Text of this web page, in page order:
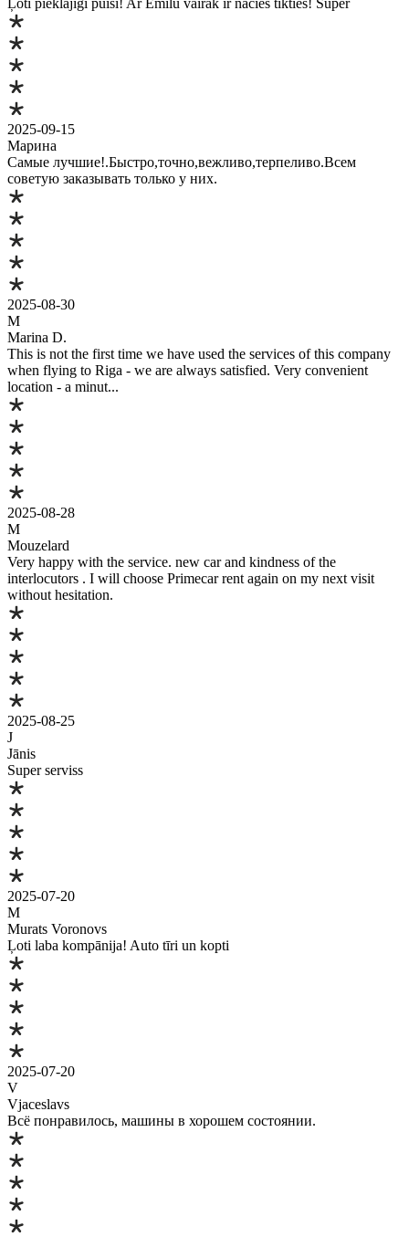
2025-09-15
Марина
Самые лучшие!.Быстро,точно,вежливо,терпеливо.Всем
советую заказывать только у них.
2025-08-30
M
Marina D.
This is not the first time we have used the services of this company
when flying to Riga - we are always satisfied. Very convenient
location - a minut...
2025-08-28
M
Mouzelard
Very happy with the service. new car and kindness of the
interlocutors . I will choose Primecar rent again on my next visit
without hesitation.
2025-08-25
J
Jānis
Super serviss
2025-07-20
M
Murats Voronovs
Ļoti laba kompānija! Auto tīri un kopti
2025-07-20
V
Vjaceslavs
Всё понравилось, машины в хорошем состоянии.